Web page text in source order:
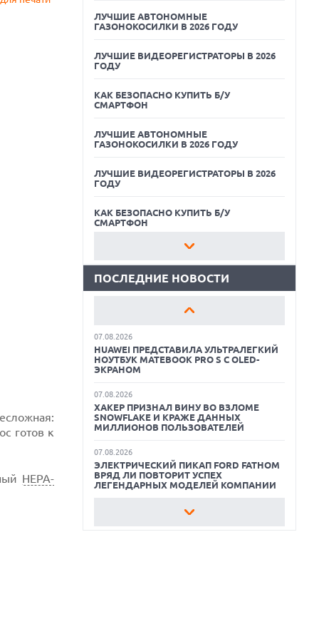
готов к
HEPA-
ЛУЧШИЕ АВТОНОМНЫЕ
ГАЗОНОКОСИЛКИ В 2026 ГОДУ
ЛУЧШИЕ ВИДЕОРЕГИСТРАТОРЫ В 2026
ГОДУ
КАК БЕЗОПАСНО КУПИТЬ Б/У
СМАРТФОН
ЛУЧШИЕ АВТОНОМНЫЕ
ГАЗОНОКОСИЛКИ В 2026 ГОДУ
ЛУЧШИЕ ВИДЕОРЕГИСТРАТОРЫ В 2026
ГОДУ
КАК БЕЗОПАСНО КУПИТЬ Б/У
СМАРТФОН
ЛУЧШИЕ АВТОНОМНЫЕ
ЛУЧШИЕ ВИДЕОРЕГИСТРАТОРЫ В 2026
СМАРТФОН
ЛУЧШИЕ АВТОНОМНЫЕ
ЛУЧШИЕ ВИДЕОРЕГИСТРАТОРЫ В 2026
ГОДУ
КАК БЕЗОПАСНО КУПИТЬ Б/У
СМАРТФОН
ПОСЛЕДНИЕ НОВОСТИ
XENIUM ВЫПУСТИЛА КНОПОЧНЫЕ
СМАРТФОНЫ С ПОДДЕРЖКОЙ СЕТЕЙ 4G
07.08.2026
СЕНСОРНЫМ ЭКРАНОМ НА КЕЙСЕ ДЛЯ
07.08.2026
GOOGLE ПЕРЕИМЕНОВЫВАЕТ
СМАРТФОНАХ PIXEL 11 PRO
07.08.2026
HUAWEI ПРЕДСТАВИЛА УЛЬТРАЛЕГКИЙ
НОУТБУК MATEBOOK PRO S С OLED-
ЭКРАНОМ
07.08.2026
ХАКЕР ПРИЗНАЛ ВИНУ ВО ВЗЛОМЕ
SNOWFLAKE И КРАЖЕ ДАННЫХ
МИЛЛИОНОВ ПОЛЬЗОВАТЕЛЕЙ
07.08.2026
ЭЛЕКТРИЧЕСКИЙ ПИКАП FORD FATHOM
ВРЯД ЛИ ПОВТОРИТ УСПЕХ
ЛЕГЕНДАРНЫХ МОДЕЛЕЙ КОМПАНИИ